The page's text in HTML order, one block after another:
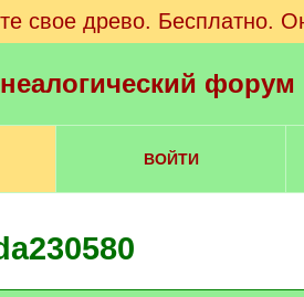
свое древо. Бесплатно.
ВОЙТИ